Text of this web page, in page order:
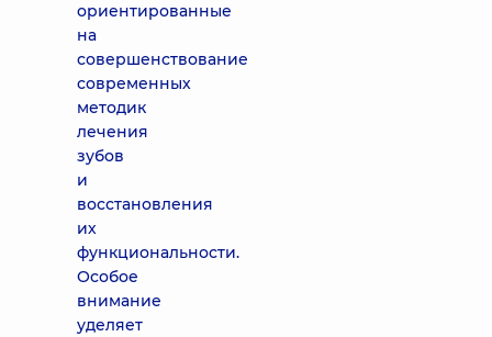
ориентированные
на
совершенствование
современных
методик
лечения
зубов
и
восстановления
их
функциональности.
Особое
внимание
уделяет